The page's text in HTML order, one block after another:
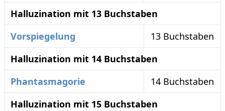
Halluzination mit 13 Buchstaben
Vorspiegelung
13 Buchstaben
Halluzination mit 14 Buchstaben
Phantasmagorie
14 Buchstaben
Halluzination mit 15 Buchstaben